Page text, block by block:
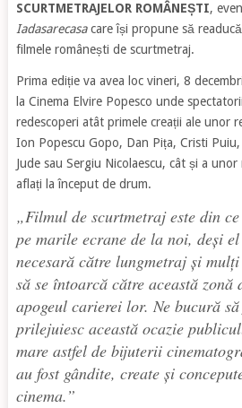
SCURTMETRAJELOR ROMÂNEȘTI,
Iadasarecasacare își propune să
filmele românești de scurtmetraj.
Prima ediție va avea loc vineri, 8
la Cinema Elvire Popesco unde
redescoperi atât primele creații ale unor
Ion Popescu Gopo, Dan Pița, Cristi
Jude sau Sergiu Nicolaescu, cât și a
aflați la început de drum.
„Filmul de scurtmetraj este din
pe marile ecrane de la noi, deși
necesară către lungmetraj și
să se întoarcă către această zonă
apogeul carierei lor. Ne bucură
prilejuiesc această ocazie
mare astfel de bijuterii
au fost gândite, create și
cinema.”